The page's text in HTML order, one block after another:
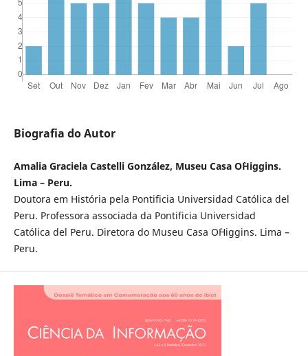
Biografia do Autor
Amalia Graciela Castelli González, Museu Casa O`Higgins.
Lima – Peru.
Doutora em História pela Pontificia Universidad Católica del
Peru. Professora associada da Pontificia Universidad
Católica del Peru. Diretora do Museu Casa O`Higgins. Lima –
Peru.